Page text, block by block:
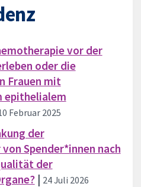
vor der
oder die
Frauen mit
Februar 2025
der
Spender*innen nach
der
| 24 Juli 2026